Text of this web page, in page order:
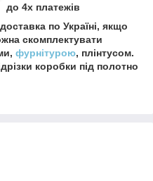
до 4х платежів
по Україні, якщо
скомплектувати
фурнітурою, плінтусом.
коробки під полотно